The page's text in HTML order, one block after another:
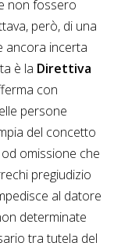
non fossero
però, di una
ancora incerta
è la Direttiva
con
persone
del concetto
omissione che
pregiudizio
al datore
determinate
tra tutela del